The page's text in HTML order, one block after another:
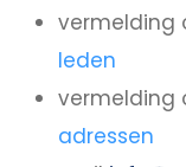
vermelding
leden
vermelding
adressen